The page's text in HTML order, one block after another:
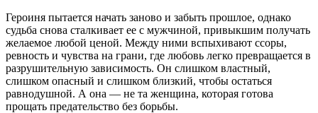
Героиня пытается начать заново и забыть прошлое, однако
судьба снова сталкивает ее с мужчиной, привыкшим получать
желаемое любой ценой. Между ними вспыхивают ссоры,
ревность и чувства на грани, где любовь легко превращается в
разрушительную зависимость. Он слишком властный,
слишком опасный и слишком близкий, чтобы остаться
равнодушной. А она — не та женщина, которая готова
прощать предательство без борьбы.